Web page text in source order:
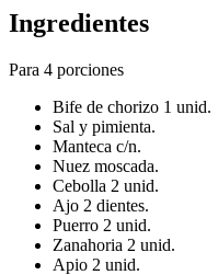
Ingredientes
Para 4 porciones
Bife de chorizo 1 unid.
Sal y pimienta.
Manteca c/n.
Nuez moscada.
Cebolla 2 unid.
Ajo 2 dientes.
Puerro 2 unid.
Zanahoria 2 unid.
Apio 2 unid.